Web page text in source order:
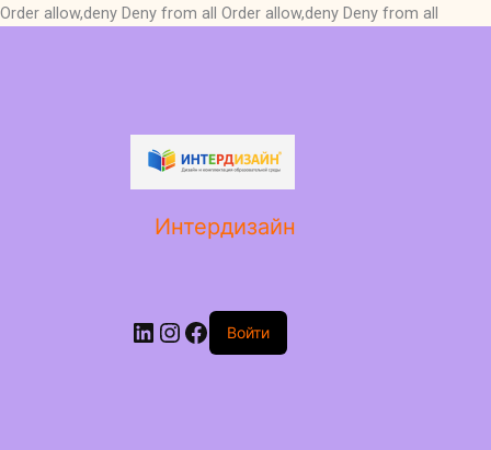
Order allow,deny Deny from all Order allow,deny Deny from all
Интердизайн
LinkedIn
Instagram
Facebook
Войти